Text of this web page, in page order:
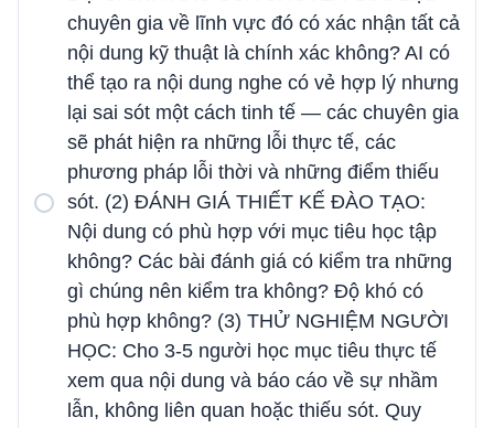
chuyên gia về lĩnh vực đó có xác nhận tất cả
nội dung kỹ thuật là chính xác không? AI có
thể tạo ra nội dung nghe có vẻ hợp lý nhưng
lại sai sót một cách tinh tế — các chuyên gia
sẽ phát hiện ra những lỗi thực tế, các
phương pháp lỗi thời và những điểm thiếu
sót. (2) ĐÁNH GIÁ THIẾT KẾ ĐÀO TẠO:
Nội dung có phù hợp với mục tiêu học tập
không? Các bài đánh giá có kiểm tra những
gì chúng nên kiểm tra không? Độ khó có
phù hợp không? (3) THỬ NGHIỆM NGƯỜI
HỌC: Cho 3-5 người học mục tiêu thực tế
xem qua nội dung và báo cáo về sự nhầm
lẫn, không liên quan hoặc thiếu sót. Quy